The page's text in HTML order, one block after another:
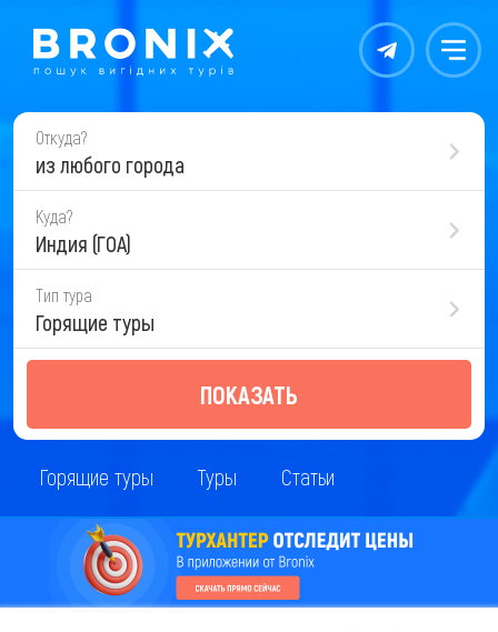
Контакты Меню
Откуда?
из любого города
Куда?
Индия (ГОА)
Тип тура
Горящие туры
ПОКАЗАТЬ
Горящие туры Туры Статьи